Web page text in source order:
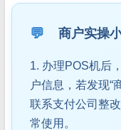
💬 商户实操
1. 办理POS机后
户信息，若发现“
联系支付公司整
常使用。